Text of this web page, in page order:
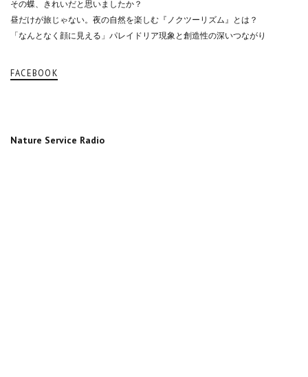
その蝶、きれいだと思いましたか？
昼だけが旅じゃない。夜の自然を楽しむ『ノクツーリズム』とは？
「なんとなく顔に見える」パレイドリア現象と創造性の深いつながり
FACEBOOK
Nature Service Radio